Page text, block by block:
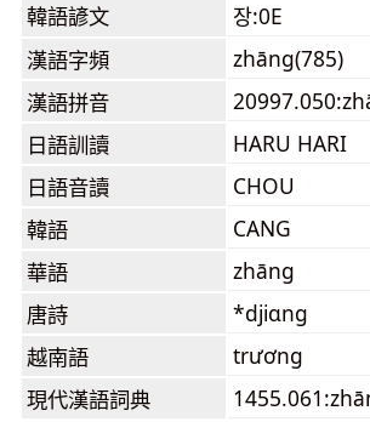
韓語諺文
장:0E
漢語字頻
zhāng(785)
漢語拼音
日語訓讀
HARU HARI
日語音讀
CHOU
韓語
CANG
華語
zhāng
唐詩
*djiɑng
越南語
trương
現代漢語詞典